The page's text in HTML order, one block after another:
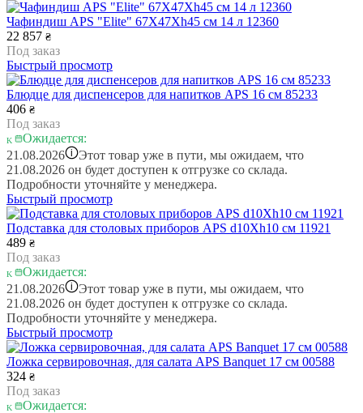
Чафиндиш APS "Elite" 67X47Xh45 см 14 л 12360
22 857 ₴
Под заказ
Быстрый просмотр
Блюдце для диспенсеров для напитков APS 16 см 85233
406 ₴
Под заказ
Ожидается:
21.08.2026 i
Этот товар уже в пути, мы ожидаем, что
21.08.2026 он будет доступен к отгрузке со склада.
Подробности уточняйте у менеджера.
Быстрый просмотр
Подставка для столовых приборов APS d10Xh10 см 11921
489 ₴
Под заказ
Ожидается:
21.08.2026 i
Этот товар уже в пути, мы ожидаем, что
21.08.2026 он будет доступен к отгрузке со склада.
Подробности уточняйте у менеджера.
Быстрый просмотр
Ложка сервировочная, для салата APS Banquet 17 см 00588
324 ₴
Под заказ
Ожидается: